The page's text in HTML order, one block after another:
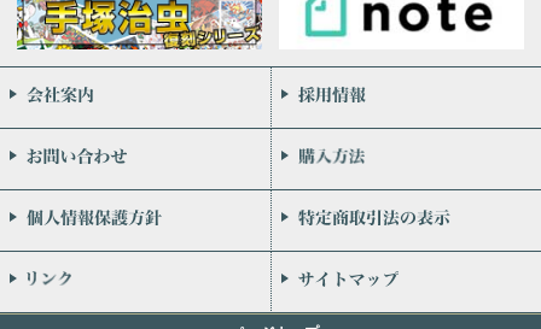
会社案内
お問い合わせ
個人情報保護方針
リンク